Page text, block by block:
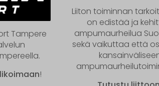
Tampere
!
Liiton toiminnan
on edistää ja
ampumaurheilua
sekä vaikuttaa että